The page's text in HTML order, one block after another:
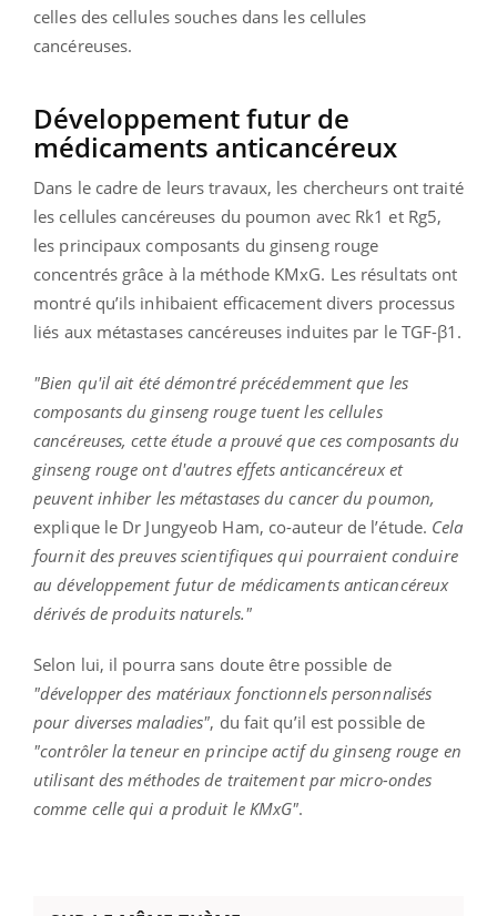
celles des cellules souches dans les cellules
cancéreuses.
Développement futur de
médicaments anticancéreux
Dans le cadre de leurs travaux, les chercheurs ont traité
les cellules cancéreuses du poumon avec Rk1 et Rg5,
les principaux composants du ginseng rouge
concentrés grâce à la méthode KMxG. Les résultats ont
montré qu’ils inhibaient efficacement divers processus
liés aux métastases cancéreuses induites par le TGF-β1.
"Bien qu'il ait été démontré précédemment que les
composants du ginseng rouge tuent les cellules
cancéreuses, cette étude a prouvé que ces composants du
ginseng rouge ont d'autres effets anticancéreux et
peuvent inhiber les métastases du cancer du poumon,
explique le Dr Jungyeob Ham, co-auteur de l’étude. Cela
fournit des preuves scientifiques qui pourraient conduire
au développement futur de médicaments anticancéreux
dérivés de produits naturels."
Selon lui, il pourra sans doute être possible de
"développer des matériaux fonctionnels personnalisés
pour diverses maladies", du fait qu’il est possible de
"contrôler la teneur en principe actif du ginseng rouge en
utilisant des méthodes de traitement par micro-ondes
comme celle qui a produit le KMxG".